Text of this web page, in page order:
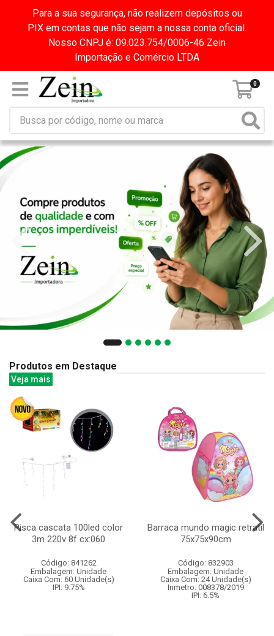
Para a sua segurança, não realizem depósitos ou
PIX em contas que não sejam a nossa conta oficial.
Nosso CNPJ é: 09.023.754/0006-46 Zein
Importação e Comércio LTDA
0
Produtos em Destaque
Veja mais
Pisca cascata 100led color
3m 220v 8f cx:060
Código: 841262
Embalagem: Unidade
Caixa Com: 60 Unidade(s)
IPI: 9.75%
Barraca mundo magic retratil
75x75x90cm
Código: 832903
Embalagem: Unidade
Caixa Com: 24 Unidade(s)
Inmetro: 008378/2019
IPI: 6.5%